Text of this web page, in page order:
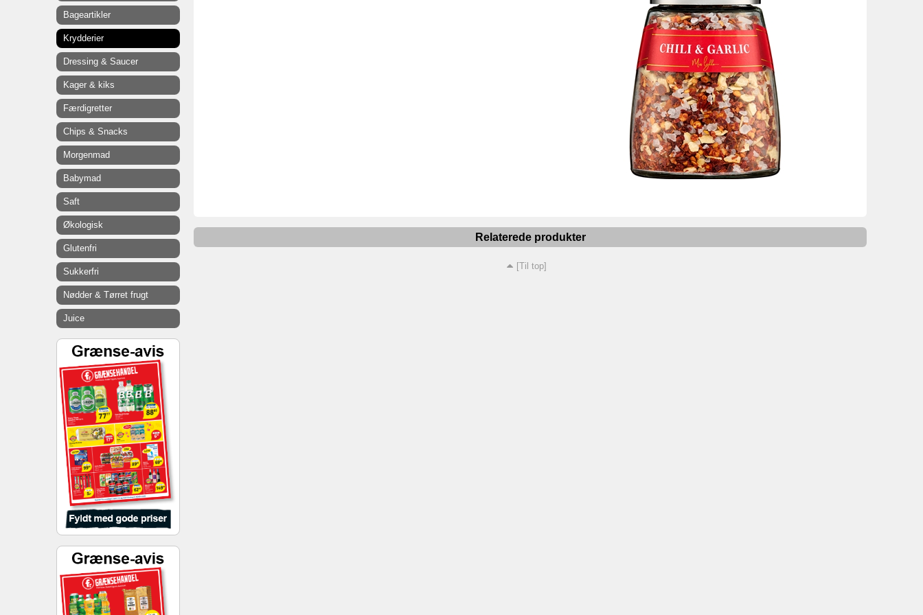
Relaterede produkter
[Til top]
Bageartikler
Krydderier
Dressing & Saucer
Kager & kiks
Færdigretter
Chips & Snacks
Morgenmad
Babymad
Saft
Økologisk
Glutenfri
Sukkerfri
Nødder & Tørret frugt
Juice